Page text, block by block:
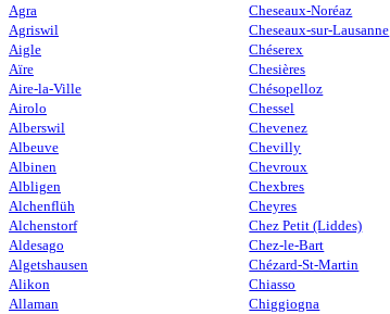
Agra
Agriswil
Aigle
Aïre
Aire-la-Ville
Airolo
Alberswil
Albeuve
Albinen
Albligen
Alchenflüh
Alchenstorf
Aldesago
Algetshausen
Alikon
Allaman
Cheseaux-Noréaz
Cheseaux-sur-Lausanne
Chéserex
Chesières
Chésopelloz
Chessel
Chevenez
Chevilly
Chevroux
Chexbres
Cheyres
Chez Petit (Liddes)
Chez-le-Bart
Chézard-St-Martin
Chiasso
Chiggiogna